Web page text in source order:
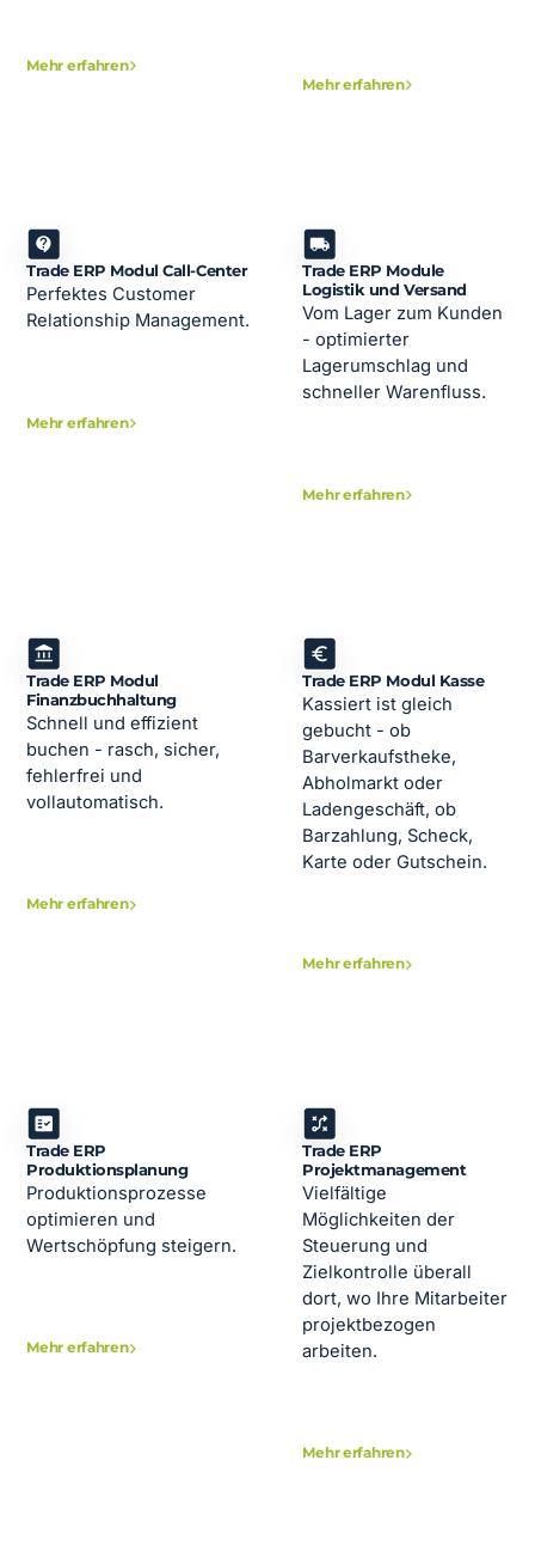
Mehr erfahren
Mehr erfahren
Trade ERP Modul Call-Center
Perfektes Customer
Relationship Management.
Mehr erfahren
Trade ERP Module
Logistik und Versand
Vom Lager zum Kunden
- optimierter
Lagerumschlag und
schneller Warenfluss.
Mehr erfahren
Trade ERP Modul
Finanzbuchhaltung
Schnell und effizient
buchen - rasch, sicher,
fehlerfrei und
vollautomatisch.
Mehr erfahren
Trade ERP Modul Kasse
Kassiert ist gleich
gebucht - ob
Barverkaufstheke,
Abholmarkt oder
Ladengeschäft, ob
Barzahlung, Scheck,
Karte oder Gutschein.
Mehr erfahren
Trade ERP
Produktionsplanung
Produktionsprozesse
optimieren und
Wertschöpfung steigern.
Mehr erfahren
Trade ERP
Projektmanagement
Vielfältige
Möglichkeiten der
Steuerung und
Zielkontrolle überall
dort, wo Ihre Mitarbeiter
projektbezogen
arbeiten.
Mehr erfahren